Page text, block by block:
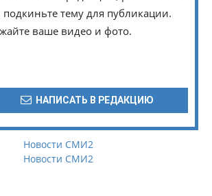
тему для публикации.
ваше видео и фото.
НАПИСАТЬ В РЕДАКЦИЮ
Новости СМИ2
Новости СМИ2